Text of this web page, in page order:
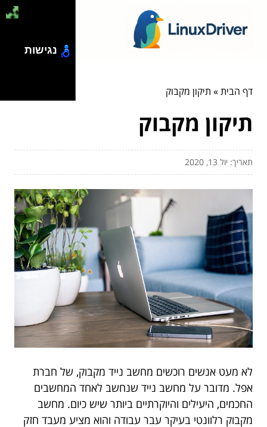
דף הבית» תיקון מקבוק
תיקון מקבוק
תאריך: יול 13, 2020
לא מעט אנשים רוכשים מחשב נייד מקבוק, של חברת
אפל. מדובר על מחשב נייד שנחשב לאחד המחשבים
החכמים, היעילים והיוקרתיים ביותר שיש כיום. מחשב
מקבוק רלוונטי בעיקר עבר עבודה והוא מציע מעבד חזק
נגישות